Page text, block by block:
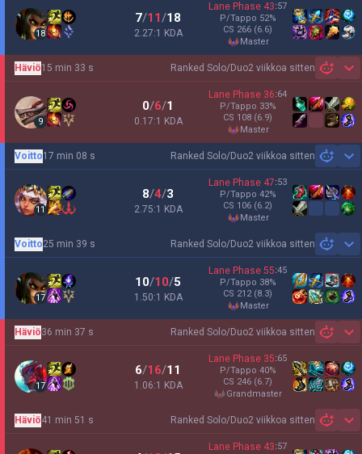
18
7/11/18
2.27:1 KDA
Lane Phase 43:57
P/Tappo 52%
CS 266 (6.6)
master
Ranked Solo/Duo2 viikkoa sitten
Häviö15 min 33 s
9
0/6/1
0.17:1 KDA
Lane Phase 36:64
P/Tappo 33%
CS 108 (6.9)
master
Ranked Solo/Duo2 viikkoa sitten
Voitto17 min 08 s
11
8/4/3
2.75:1 KDA
Lane Phase 47:53
P/Tappo 42%
CS 106 (6.2)
master
Ranked Solo/Duo2 viikkoa sitten
Voitto25 min 39 s
17
10/10/5
1.50:1 KDA
Lane Phase 55:45
P/Tappo 38%
CS 212 (8.3)
master
Ranked Solo/Duo2 viikkoa sitten
Häviö36 min 37 s
17
6/16/11
1.06:1 KDA
Lane Phase 35:65
P/Tappo 40%
CS 246 (6.7)
grandmaster
Ranked Solo/Duo2 viikkoa sitten
Häviö41 min 51 s
Lane Phase 43:57